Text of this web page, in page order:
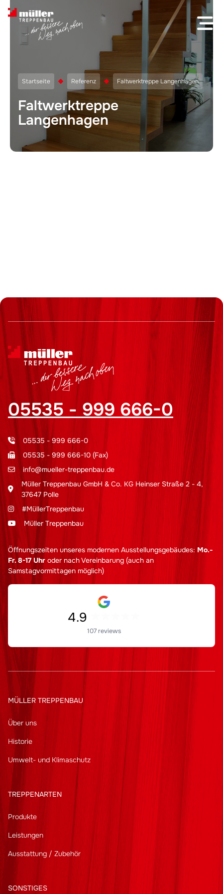
Startseite Referenz Faltwerktreppe Langenhagen
Faltwerktreppe
Langenhagen
05535 - 999 666-0
05535 - 999 666-0
05535 - 999 666-10 (Fax)
info@mueller-treppenbau.de
Müller Treppenbau GmbH & Co. KG Heinser Straße 2 - 4,
37647 Polle
#MüllerTreppenbau
Müller Treppenbau
Öffnungszeiten unseres modernen Ausstellungsgebäudes: Mo.-
Fr. 8-17 Uhr oder nach Vereinbarung (auch an
Samstagvormittagen möglich)
4.9
107 reviews
MÜLLER TREPPENBAU
Über uns
Historie
Umwelt- und Klimaschutz
TREPPENARTEN
Produkte
Leistungen
Ausstattung / Zubehör
SONSTIGES